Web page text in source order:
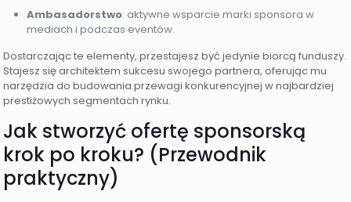
Ambasadorstwo: aktywne wsparcie marki sponsora w
mediach i podczas eventów.
Dostarczając te elementy, przestajesz być jedynie biorcą funduszy.
Stajesz się architektem sukcesu swojego partnera, oferując mu
narzędzia do budowania przewagi konkurencyjnej w najbardziej
prestiżowych segmentach rynku.
Jak stworzyć ofertę sponsorską
krok po kroku? (Przewodnik
praktyczny)